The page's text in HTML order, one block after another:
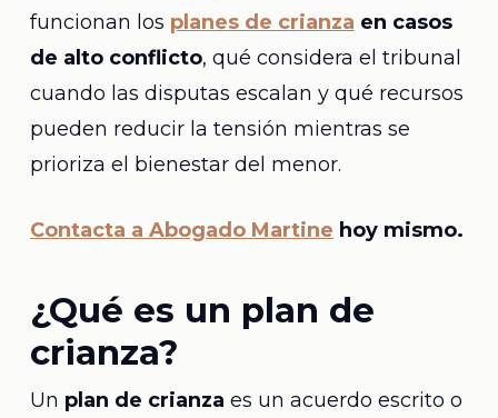
funcionan los planes de crianza en casos
de alto conflicto, qué considera el tribunal
cuando las disputas escalan y qué recursos
pueden reducir la tensión mientras se
prioriza el bienestar del menor.
Contacta a Abogado Martine hoy mismo.
¿Qué es un plan de
crianza?
Un plan de crianza es un acuerdo escrito o